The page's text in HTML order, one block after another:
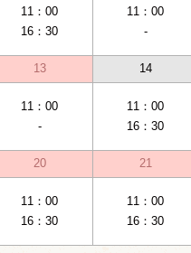
11：00
16：30
11：00
-
13 14
11：00
-
11：00
16：30
20 21
11：00
16：30
11：00
16：30